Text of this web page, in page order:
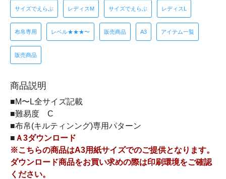
サイズでえらぶ レディスM サイズでえらぶ レディスL
布帛専用 レベル★★★〜 販売商品 A3 アイテム一覧
販売商品
商品説明
■M〜L全サイズ記載
■難易度 C
■布帛(キルティンング)専用パターン
■ Ａ3ダウンロード
※こちらの商品はA3用紙サイズでのご提供となります。
ダウンロード商品をお買い求めの際は印刷環境をご確認
ください。